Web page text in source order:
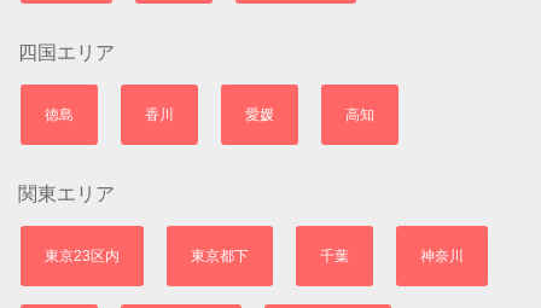
四国エリア
徳島 香川 愛媛 高知
関東エリア
東京23区内 東京都下 千葉 神奈川